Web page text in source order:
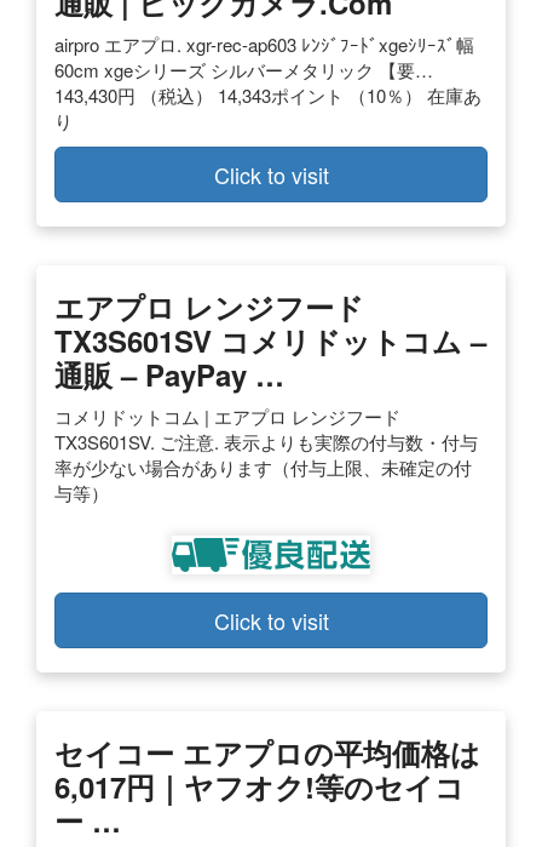
airpro エアプロ. xgr-rec-ap603 ﾚﾝｼﾞﾌｰﾄﾞxgeｼﾘｰｽﾞ幅
60cm xgeシリーズ シルバーメタリック 【要…
143,430円 （税込） 14,343ポイント （10％） 在庫あ
り
Click to visit
エアプロ レンジフード
TX3S601SV コメリドットコム –
通販 – PayPay …
コメリドットコム | エアプロ レンジフード
TX3S601SV. ご注意. 表示よりも実際の付与数・付与
率が少ない場合があります（付与上限、未確定の付
与等）
Click to visit
セイコー エアプロの平均価格は
6,017円｜ヤフオク!等のセイコ
ー …